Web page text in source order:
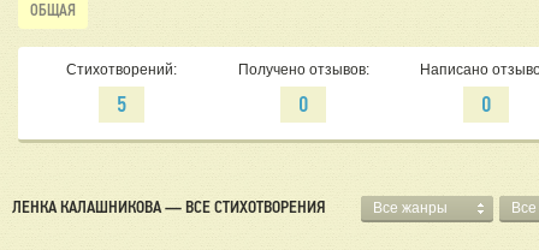
ОБЩАЯ
Стихотворений:
5
Получено отзывов:
0
Написано
0
ЛЕНКА КАЛАШНИКОВА — ВСЕ СТИХОТВОРЕНИЯ Все жанры